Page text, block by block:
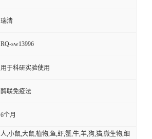
瑞清
RQ-sw13996
用于科研实验使用
酶联免疫法
6个月
人,小鼠,大鼠,植物,鱼,虾,蟹,牛,羊,狗,猫,微生物,细